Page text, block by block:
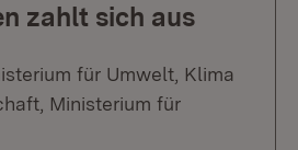
zahlt sich aus
für Umwelt, Klima
Ministerium für